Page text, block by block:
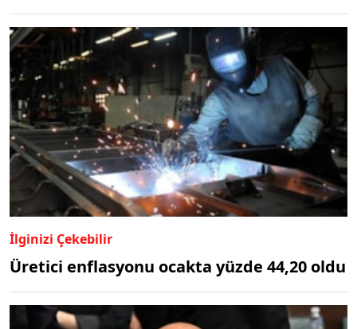
İlginizi Çekebilir
Üretici enflasyonu ocakta yüzde 44,20 oldu